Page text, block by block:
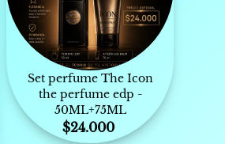
Set perfume The Icon
the perfume edp -
50ML+75ML
$24.000